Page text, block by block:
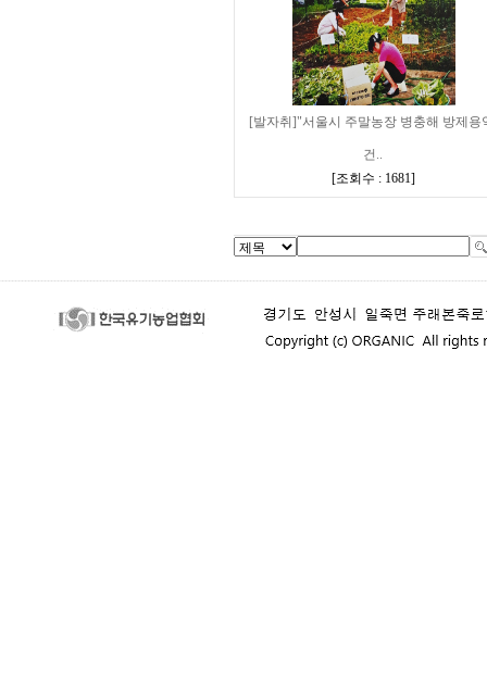
[발자취]"서울시 주말농장 병충해 방제용
건..
[조회수 : 1681]